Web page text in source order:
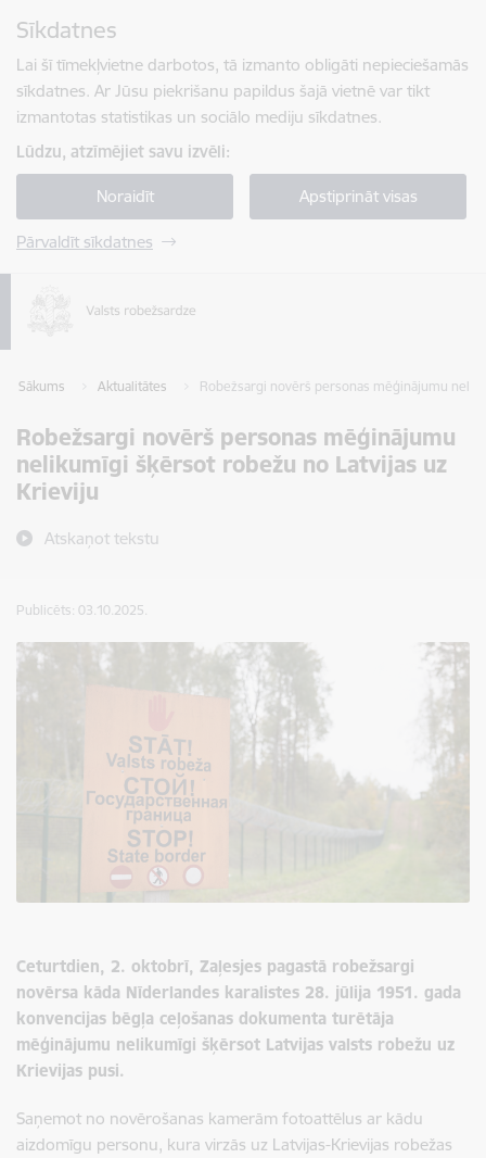
Sīkdatnes
Lai šī tīmekļvietne darbotos, tā izmanto obligāti nepieciešamās
sīkdatnes. Ar Jūsu piekrišanu papildus šajā vietnē var tikt
izmantotas statistikas un sociālo mediju sīkdatnes.
Lūdzu, atzīmējiet savu izvēli:
Noraidīt Apstiprināt visas
Pārvaldīt sīkdatnes
Sākums Aktualitātes Robežsargi novērš personas mēģinājumu
Robežsargi novērš personas mēģinājumu
nelikumīgi šķērsot robežu no Latvijas uz
Krieviju
Atskaņot tekstu
Publicēts: 03.10.2025.
Ceturtdien, 2. oktobrī, Zaļesjes pagastā robežsargi
novērsa kāda Nīderlandes karalistes 28. jūlija 1951. gada
konvencijas bēgļa ceļošanas dokumenta turētāja
mēģinājumu nelikumīgi šķērsot Latvijas valsts robežu uz
Krievijas pusi.
Saņemot no novērošanas kamerām fotoattēlus ar kādu
aizdomīgu personu, kura virzās uz Latvijas-Krievijas robežas